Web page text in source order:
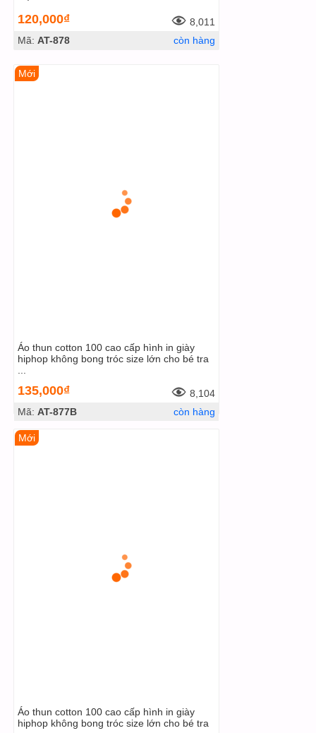
120,000₫
8,011
Mã: AT-878 còn hàng
Mới
Áo thun cotton 100 cao cấp hình in giày
hiphop không bong tróc size lớn cho bé tra
135,000₫
8,104
Mã: AT-877B còn hàng
Mới
Áo thun cotton 100 cao cấp hình in giày
hiphop không bong tróc size lớn cho bé tra